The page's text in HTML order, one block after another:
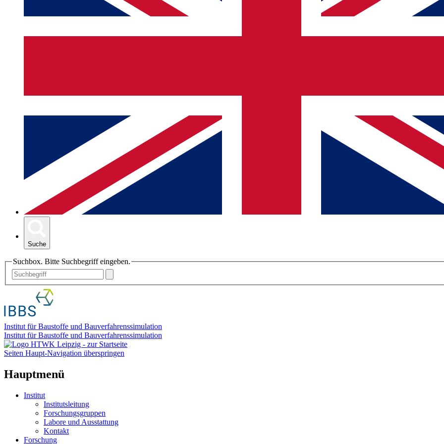
Suche
Suchbox. Bitte Suchbegriff eingeben.
Institut für Baustoffe und Bauverfahrenssimulation
Institut für Baustoffe und Bauverfahrenssimulation
Seiten Haupt-Navigation überspringen
Hauptmenü
Institut
Institutsleitung
Forschungsgruppen
Labore und Ausstattung
Kontakt
Forschung